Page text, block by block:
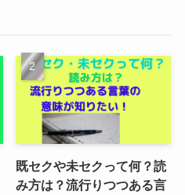
既セクや未セクって何？読
み方は？流行りつつある言